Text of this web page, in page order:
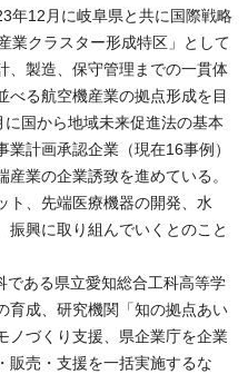
年12月に岐阜県と共に国際戦略
業クラスター形成特区」として
、製造、保守管理までの一貫体
べる航空機産業の拠点形成を目
国から地域未来促進法の基本
計画承認企業（現在16事例）
業の企業誘致を進めている。
ト、先端医療機器の開発、水
振興に取り組んでいくとのこと
ある県立愛知総合工科高等学
育成、研究機関「知の拠点あい
ノづくり支援、県企業庁を企業
販売・支援を一括実施するな